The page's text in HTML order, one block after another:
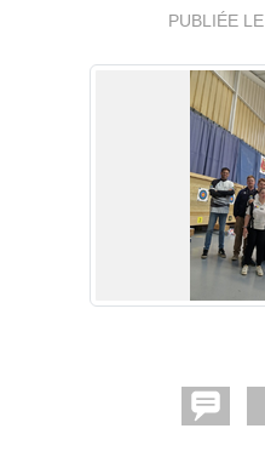
PUBLIÉE LE